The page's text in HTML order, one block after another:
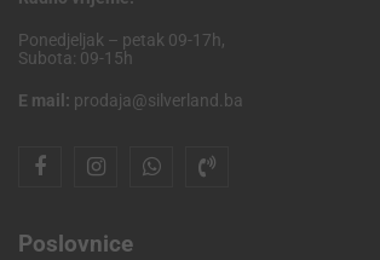
Ponedjeljak – petak 09-17h,
Subota: 09-15h
E mail: prodaja@silverland.ba
Poslovnice